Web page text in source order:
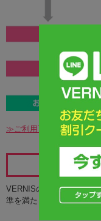
≫ご利用可能なお支払方
レ
VERNISのカラコンは、
準を満たした商品のみを